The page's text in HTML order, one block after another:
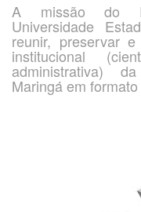
A missão do
Universidade
reunir, preservar
institucional
administrativa)
Maringá em